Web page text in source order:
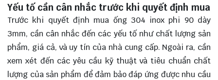
Yếu tố cần cân nhắc trước khi quyết định mua
Trước khi quyết định mua ống 304 inox phi 90 dày
3mm, cần cân nhắc đến các yếu tố như chất lượng sản
phẩm, giá cả, và uy tín của nhà cung cấp. Ngoài ra, cần
xem xét đến các yêu cầu kỹ thuật và tiêu chuẩn chất
lượng của sản phẩm để đảm bảođáp ứng được nhu cầu